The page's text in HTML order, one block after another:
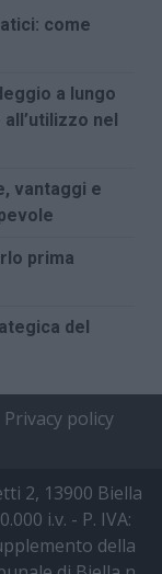
come
a lungo
nel
vantaggi e
prima
del
Privacy policy
2, 13900 Biella
i.v. - P. IVA:
della